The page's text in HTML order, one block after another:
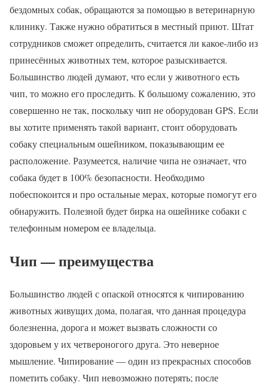
бездомных собак, обращаются за помощью в ветеринарную
клинику. Также нужно обратиться в местный приют. Штат
сотрудников сможет определить, считается ли какое-либо из
принесённых животных тем, которое разыскивается.
Большинство людей думают, что если у животного есть
чип, то можно его проследить. К большому сожалению, это
совершенно не так, поскольку чип не оборудован GPS. Если
вы хотите применять такой вариант, стоит оборудовать
собаку специальным ошейником, показывающим ее
расположение. Разумеется, наличие чипа не означает, что
собака будет в 100% безопасности. Необходимо
побеспокоится и про остальные мерах, которые помогут его
обнаружить. Полезной будет бирка на ошейнике собаки с
телефонным номером ее владельца.
Чип — преимущества
Большинство людей с опаской относятся к чипированию
животных живущих дома, полагая, что данная процедура
болезненна, дорога и может вызвать сложности со
здоровьем у их четвероногого друга. Это неверное
мышление. Чипирование — один из прекрасных способов
пометить собаку. Чип невозможно потерять; после